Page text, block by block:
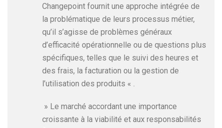
Changepoint fournit une approche intégrée de
la problématique de leurs processus métier,
qu’il s’agisse de problèmes généraux
d’efficacité opérationnelle ou de questions plus
spécifiques, telles que le suivi des heures et
des frais, la facturation ou la gestion de
l’utilisation des produits « .
» Le marché accordant une importance
croissante à la viabilité et aux responsabilités